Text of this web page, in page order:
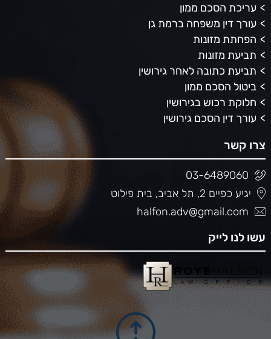
עריכת הסכם ממון
עורך דין משפחה ברמת גן
הפחתת מזונות
תביעת מזונות
תביעת כתובה לאחר גירושין
ביטול הסכם ממון
חלוקת רכוש בגירושין
עורך דין הסכם גירושין
צרו קשר
03-6489060
יגיע כפיים 2, תל אביב, בית פילוט
halfon.adv@gmail.com
עשו לנו לייק